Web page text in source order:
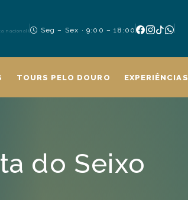
nacional) Seg – Sex · 9:00 – 18:00
TOURS PELO DOURO EXPERIÊNCIAS
do Seixo